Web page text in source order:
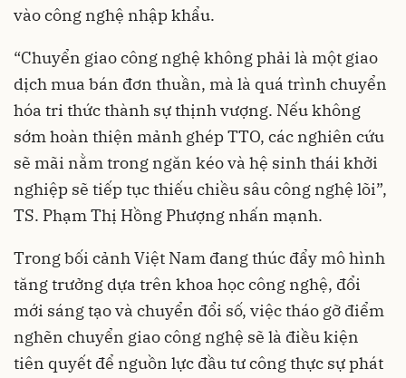
vào công nghệ nhập khẩu.
“Chuyển giao công nghệ không phải là một giao
dịch mua bán đơn thuần, mà là quá trình chuyển
hóa tri thức thành sự thịnh vượng. Nếu không
sớm hoàn thiện mảnh ghép TTO, các nghiên cứu
sẽ mãi nằm trong ngăn kéo và hệ sinh thái khởi
nghiệp sẽ tiếp tục thiếu chiều sâu công nghệ lõi”,
TS. Phạm Thị Hồng Phượng nhấn mạnh.
Trong bối cảnh Việt Nam đang thúc đẩy mô hình
tăng trưởng dựa trên khoa học công nghệ, đổi
mới sáng tạo và chuyển đổi số, việc tháo gỡ điểm
nghẽn chuyển giao công nghệ sẽ là điều kiện
tiên quyết để nguồn lực đầu tư công thực sự phát